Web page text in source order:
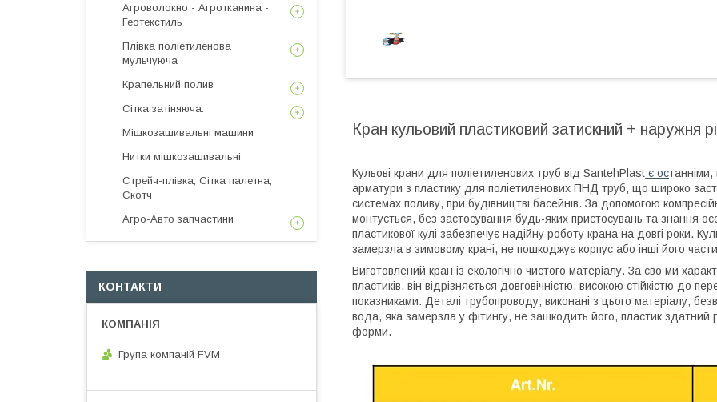
Кран кульовий пластиковий затискний + наружня
Кульові крани для поліетиленових труб від SantehPlast є останніми,
арматури з пластику для поліетиленових ПНД труб, що широко
системах поливу, при будівництві басейнів. За допомогою
монтується, без застосування будь-яких пристосувань та знання
пластикової кулі забезпечує надійну роботу крана на довгі роки.
замерзла в зимовому крані, не пошкоджує корпус або інші його
Виготовлений кран із екологічно чистого матеріалу. За своїми
пластиків, він відрізняється довговічністю, високою стійкістю до
показниками. Деталі трубопроводу, виконані з цього матеріалу,
вода, яка замерзла у фітингу, не зашкодить його, пластик здатний
форми.
Агроволокно - Агротканина -
Геотекстиль
Плівка поліетиленова
мульчуюча
Крапельний полив
Сітка затіняюча.
Мішкозашивальні машини
Нитки мішкозашивальні
Стрейч-плівка, Сітка палетна,
Скотч
Агро-Авто запчастини
КОНТАКТИ
Група компаній FVM